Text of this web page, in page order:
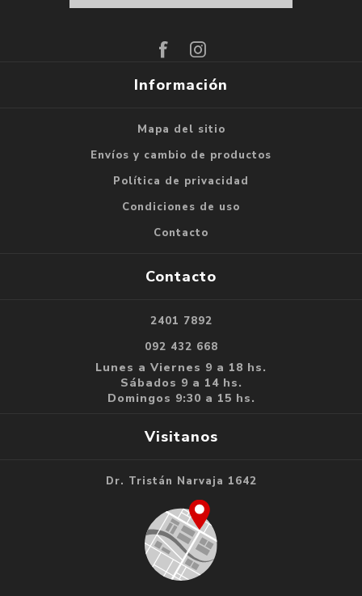
Información
Mapa del sitio
Envíos y cambio de productos
Política de privacidad
Condiciones de uso
Contacto
Contacto
2401 7892
092 432 668
Lunes a Viernes 9 a 18 hs.
Sábados 9 a 14 hs.
Domingos 9:30 a 15 hs.
Visitanos
Dr. Tristán Narvaja 1642